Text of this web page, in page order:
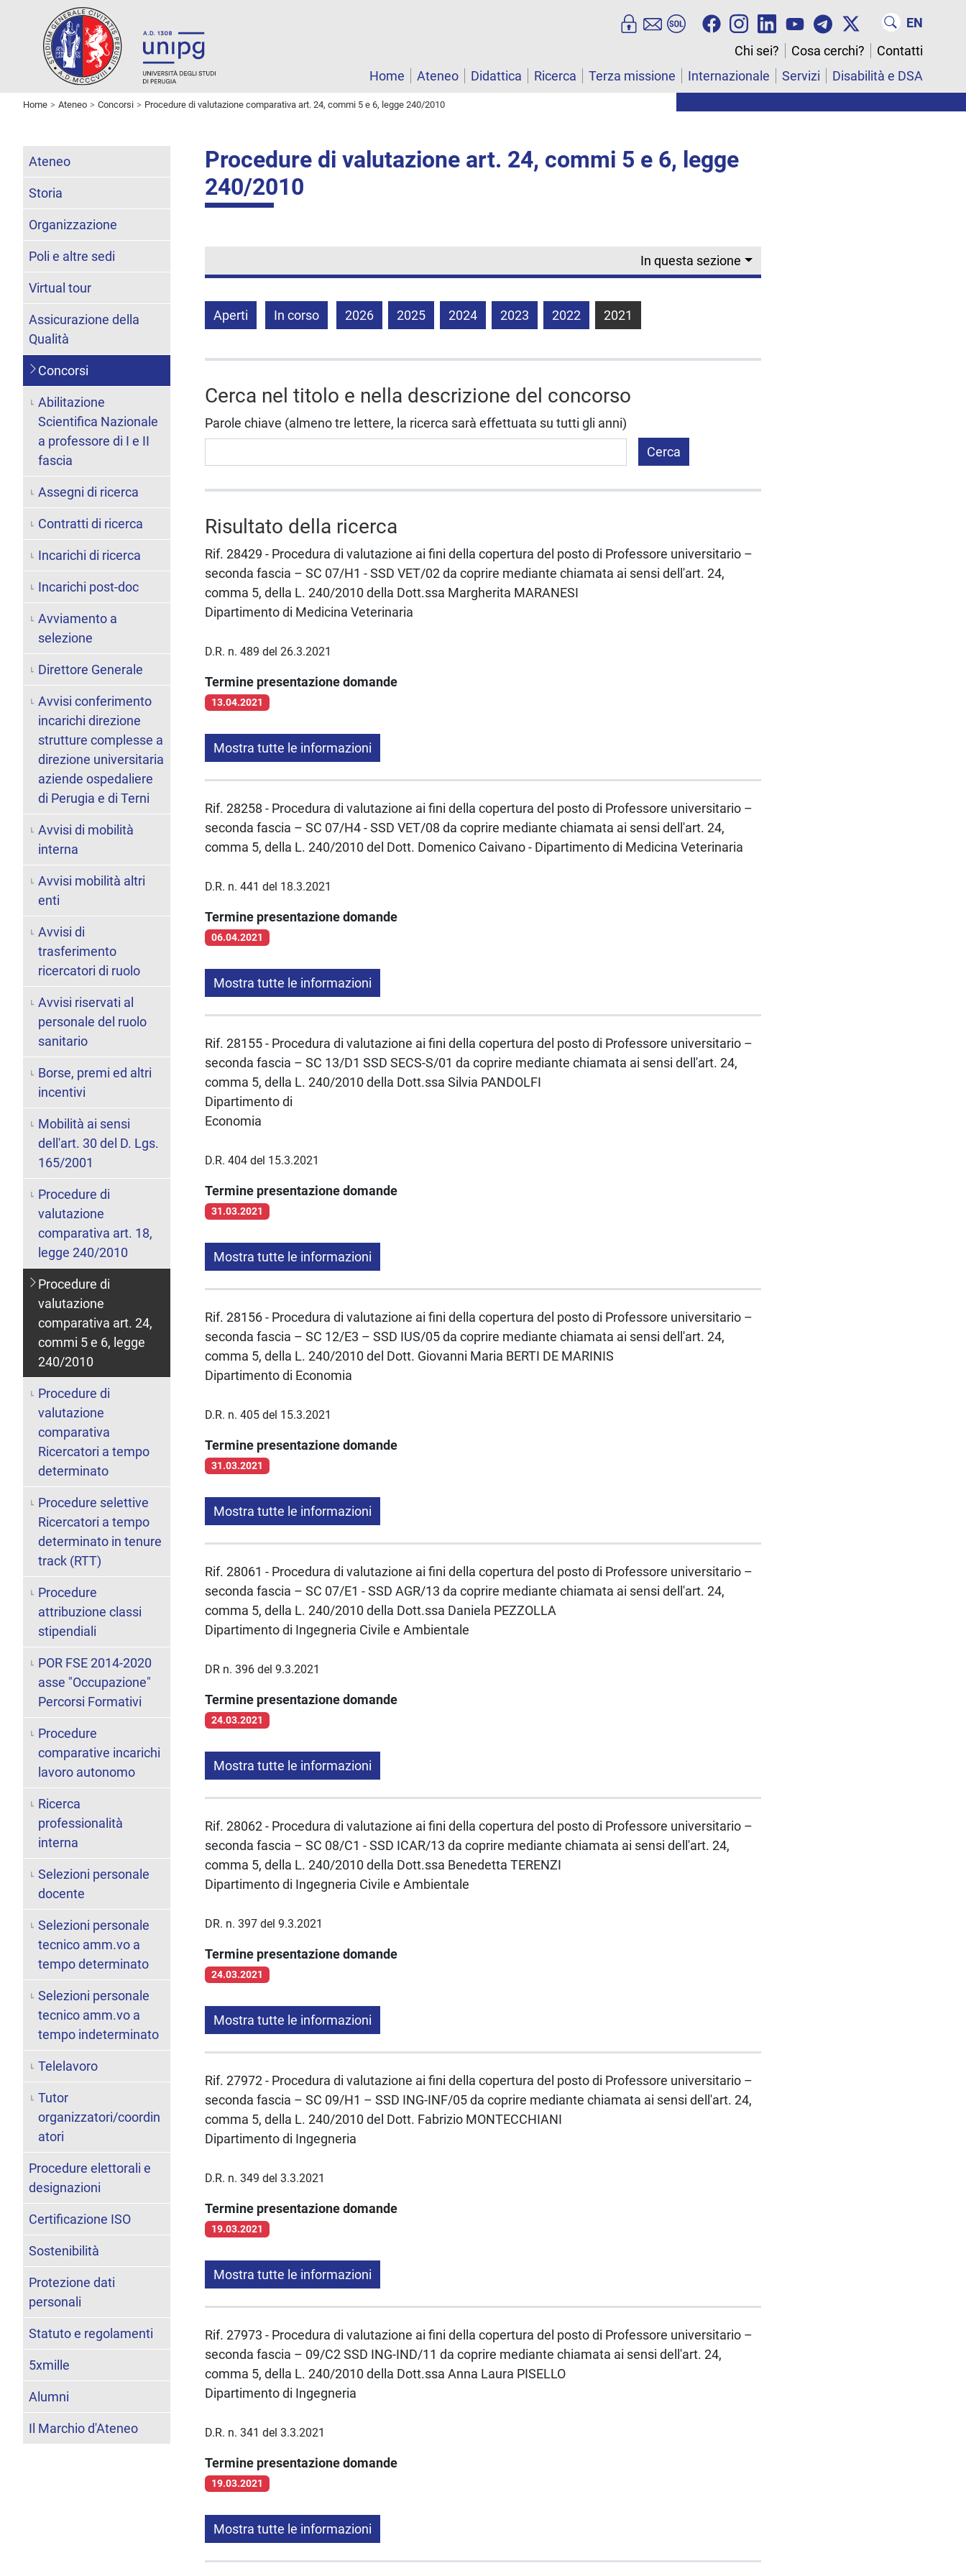
EN
Chi sei?
Cosa cerchi?
Contatti
Home
Ateneo Didattica Ricerca Terza missione Internazionale Servizi Disabilità e DSA
Home Ateneo Concorsi Procedure di valutazione comparativa art. 24, commi 5 e 6, legge 240/2010
Procedure di valutazione art. 24, commi 5 e 6, legge
240/2010
In questa sezione
Aperti In corso 2026 2025 2024 2023 2022 2021
Cerca nel titolo e nella descrizione del concorso
Parole chiave (almeno tre lettere, la ricerca sarà effettuata su tutti gli anni)
Cerca
Risultato della ricerca
Rif. 28429 - Procedura di valutazione ai fini della copertura del posto di Professore universitario –
seconda fascia – SC 07/H1 - SSD VET/02 da coprire mediante chiamata ai sensi dell'art. 24,
comma 5, della L. 240/2010 della Dott.ssa Margherita MARANESI
Dipartimento di Medicina Veterinaria
D.R. n. 489 del 26.3.2021
Termine presentazione domande
13.04.2021
Mostra tutte le informazioni
Rif. 28258 - Procedura di valutazione ai fini della copertura del posto di Professore universitario –
seconda fascia – SC 07/H4 - SSD VET/08 da coprire mediante chiamata ai sensi dell'art. 24,
comma 5, della L. 240/2010 del Dott. Domenico Caivano - Dipartimento di Medicina Veterinaria
D.R. n. 441 del 18.3.2021
Termine presentazione domande
06.04.2021
Mostra tutte le informazioni
Rif. 28155 - Procedura di valutazione ai fini della copertura del posto di Professore universitario –
seconda fascia – SC 13/D1 SSD SECS-S/01 da coprire mediante chiamata ai sensi dell'art. 24,
comma 5, della L. 240/2010 della Dott.ssa Silvia PANDOLFI
Dipartimento di
Economia
D.R. 404 del 15.3.2021
Termine presentazione domande
31.03.2021
Mostra tutte le informazioni
Rif. 28156 - Procedura di valutazione ai fini della copertura del posto di Professore universitario –
seconda fascia – SC 12/E3 – SSD IUS/05 da coprire mediante chiamata ai sensi dell'art. 24,
comma 5, della L. 240/2010 del Dott. Giovanni Maria BERTI DE MARINIS
Dipartimento di Economia
D.R. n. 405 del 15.3.2021
Termine presentazione domande
31.03.2021
Mostra tutte le informazioni
Rif. 28061 - Procedura di valutazione ai fini della copertura del posto di Professore universitario –
seconda fascia – SC 07/E1 - SSD AGR/13 da coprire mediante chiamata ai sensi dell'art. 24,
comma 5, della L. 240/2010 della Dott.ssa Daniela PEZZOLLA
Dipartimento di Ingegneria Civile e Ambientale
DR n. 396 del 9.3.2021
Termine presentazione domande
24.03.2021
Mostra tutte le informazioni
Rif. 28062 - Procedura di valutazione ai fini della copertura del posto di Professore universitario –
seconda fascia – SC 08/C1 - SSD ICAR/13 da coprire mediante chiamata ai sensi dell'art. 24,
comma 5, della L. 240/2010 della Dott.ssa Benedetta TERENZI
Dipartimento di Ingegneria Civile e Ambientale
DR. n. 397 del 9.3.2021
Termine presentazione domande
24.03.2021
Mostra tutte le informazioni
Rif. 27972 - Procedura di valutazione ai fini della copertura del posto di Professore universitario –
seconda fascia – SC 09/H1 – SSD ING-INF/05 da coprire mediante chiamata ai sensi dell'art. 24,
comma 5, della L. 240/2010 del Dott. Fabrizio MONTECCHIANI
Dipartimento di Ingegneria
D.R. n. 349 del 3.3.2021
Termine presentazione domande
19.03.2021
Mostra tutte le informazioni
Rif. 27973 - Procedura di valutazione ai fini della copertura del posto di Professore universitario –
seconda fascia – 09/C2 SSD ING-IND/11 da coprire mediante chiamata ai sensi dell'art. 24,
comma 5, della L. 240/2010 della Dott.ssa Anna Laura PISELLO
Dipartimento di Ingegneria
D.R. n. 341 del 3.3.2021
Termine presentazione domande
19.03.2021
Mostra tutte le informazioni
Ateneo
Storia
Organizzazione
Poli e altre sedi
Virtual tour
Assicurazione della
Qualità
Concorsi
Abilitazione
Scientifica Nazionale
a professore di I e II
fascia
Assegni di ricerca
Contratti di ricerca
Incarichi di ricerca
Incarichi post-doc
Avviamento a
selezione
Direttore Generale
Avvisi conferimento
incarichi direzione
strutture complesse a
direzione universitaria
aziende ospedaliere
di Perugia e di Terni
Avvisi di mobilità
interna
Avvisi mobilità altri
enti
Avvisi di
trasferimento
ricercatori di ruolo
Avvisi riservati al
personale del ruolo
sanitario
Borse, premi ed altri
incentivi
Mobilità ai sensi
dell'art. 30 del D. Lgs.
165/2001
Procedure di
valutazione
comparativa art. 18,
legge 240/2010
Procedure di
valutazione
comparativa art. 24,
commi 5 e 6, legge
240/2010
Procedure di
valutazione
comparativa
Ricercatori a tempo
determinato
Procedure selettive
Ricercatori a tempo
determinato in tenure
track (RTT)
Procedure
attribuzione classi
stipendiali
POR FSE 2014-2020
asse "Occupazione"
Percorsi Formativi
Procedure
comparative incarichi
lavoro autonomo
Ricerca
professionalità
interna
Selezioni personale
docente
Selezioni personale
tecnico amm.vo a
tempo determinato
Selezioni personale
tecnico amm.vo a
tempo indeterminato
Telelavoro
Tutor
organizzatori/coordin
atori
Procedure elettorali e
designazioni
Certificazione ISO
Sostenibilità
Protezione dati
personali
Statuto e regolamenti
5xmille
Alumni
Il Marchio d'Ateneo